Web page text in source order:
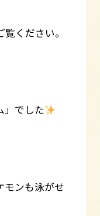
ください。
」でした
モンも泳がせ